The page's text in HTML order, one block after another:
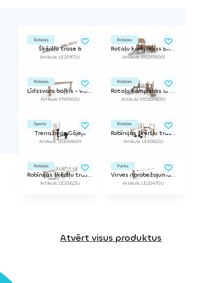
Rotaļas
Šķēršļu trase 8
Artikuls: LE20972U
Rotaļas
Rotaļu komplekss BRIDGY 950 RO
Artikuls: 0102015001
Rotaļas
Līdzsvara baļķis - vidēji augsts
Artikuls: FN15102U
Rotaļas
Rotaļu komplekss ar slidkalniņu (mazāks)
Artikuls: 0102006001
Sports
Trenažieris Gājējs
Artikuls: 1313006001
Rotaļas
Robīnijas šķēršļu trase 3
Artikuls: LE20622U
Rotaļas
Robīnijas šķēršļu trase 4
Artikuls: LE20623U
Parks
Virves norobežojuma pagarinājums
Artikuls: LE20470U
Atvērt visus produktus